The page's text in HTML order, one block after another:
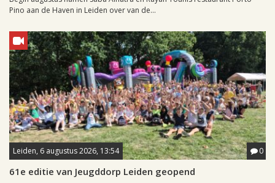
Pino aan de Haven in Leiden over van de...
Leiden, 6 augustus 2026, 13:54 0
61e editie van Jeugddorp Leiden geopend